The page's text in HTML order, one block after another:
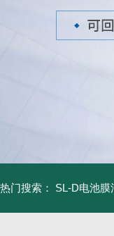
热门搜索： SL-D电池膜